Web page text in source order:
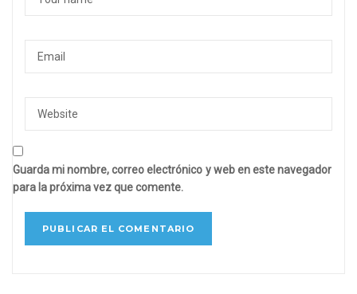
Guarda mi nombre, correo electrónico y web en este navegador
para la próxima vez que comente.